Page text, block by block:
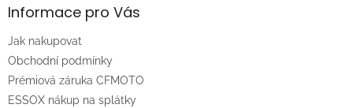
aInformace pro Vás
Jak nakupovat
Obchodní podmínky
Prémiová záruka CFMOTO
ESSOX nákup na splátky